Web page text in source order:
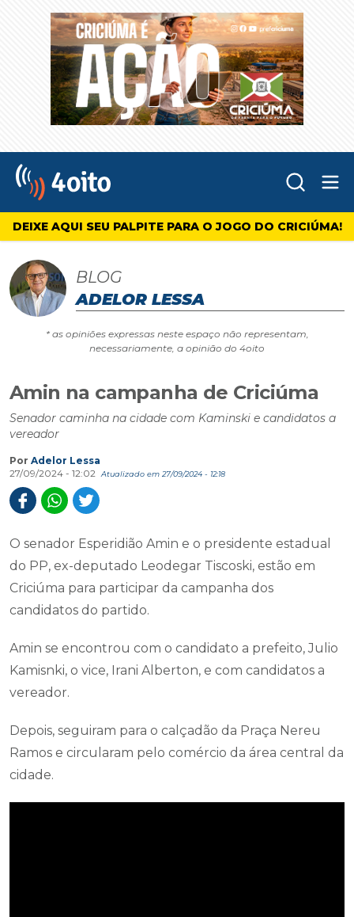
4oito
DEIXE AQUI SEU PALPITE PARA O JOGO DO CRICIÚMA!
BLOG
ADELOR LESSA
* as opiniões expressas neste espaço não representam,
necessariamente, a opinião do 4oito
Amin na campanha de Criciúma
Senador caminha na cidade com Kaminski e candidatos a
vereador
Por Adelor Lessa
27/09/2024 - 12:02
Atualizado em 27/09/2024 - 12:18
O senador Esperidião Amin e o presidente estadual
do PP, ex-deputado Leodegar Tiscoski, estão em
Criciúma para participar da campanha dos
candidatos do partido.
Amin se encontrou com o candidato a prefeito, Julio
Kamisnki, o vice, Irani Alberton, e com candidatos a
vereador.
Depois, seguiram para o calçadão da Praça Nereu
Ramos e circularam pelo comércio da área central da
cidade.